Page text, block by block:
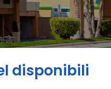
disponibili